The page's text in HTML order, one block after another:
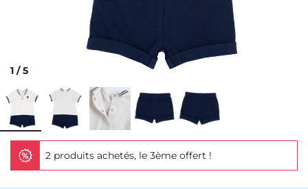
1 /5
2 produits achetés, le 3ème offert !